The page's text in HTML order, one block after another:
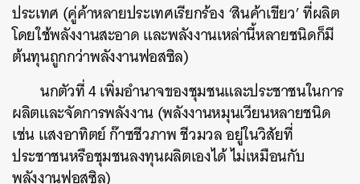
ประเทศ (คู่ค้าหลายประเทศเรียกร้อง ‘สินค้าเขียว’ ที่ผลิต
โดยใช้พลังงานสะอาด และพลังงานเหล่านี้หลายชนิดก็มี
ต้นทุนถูกกว่าพลังงานฟอสซิล)
นกตัวที่ 4 เพิ่มอำนาจของชุมชนและประชาชนในการ
ผลิตและจัดการพลังงาน (พลังงานหมุนเวียนหลายชนิด
เช่น แสงอาทิตย์ ก๊าซชีวภาพ ชีวมวล อยู่ในวิสัยที่
ประชาชนหรือชุมชนลงทุนผลิตเองได้ ไม่เหมือนกับ
พลังงานฟอสซิล)